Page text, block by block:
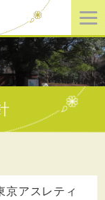
京アスレティ